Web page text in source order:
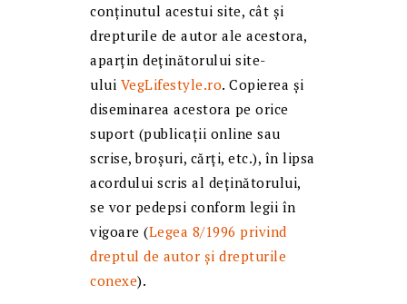
conținutul acestui site, cât și
drepturile de autor ale acestora,
aparțin deținătorului site-
ului VegLifestyle.ro. Copierea și
diseminarea acestora pe orice
suport (publicații online sau
scrise, broșuri, cărți, etc.), în lipsa
acordului scris al deținătorului,
se vor pedepsi conform legii în
vigoare (Legea 8/1996 privind
dreptul de autor și drepturile
conexe).